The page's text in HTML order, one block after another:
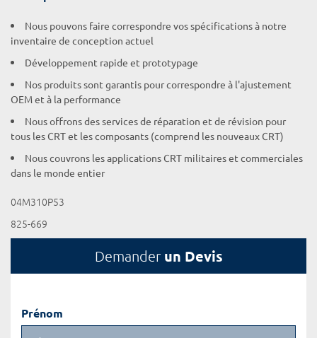
Nous pouvons faire correspondre vos spécifications à notre
inventaire de conception actuel
Développement rapide et prototypage
Nos produits sont garantis pour correspondre à l'ajustement
OEM et à la performance
Nous offrons des services de réparation et de révision pour
tous les CRT et les composants (comprend les nouveaux CRT)
Nous couvrons les applications CRT militaires et commerciales
dans le monde entier
04M310P53
825-669
Demander un Devis
Prénom